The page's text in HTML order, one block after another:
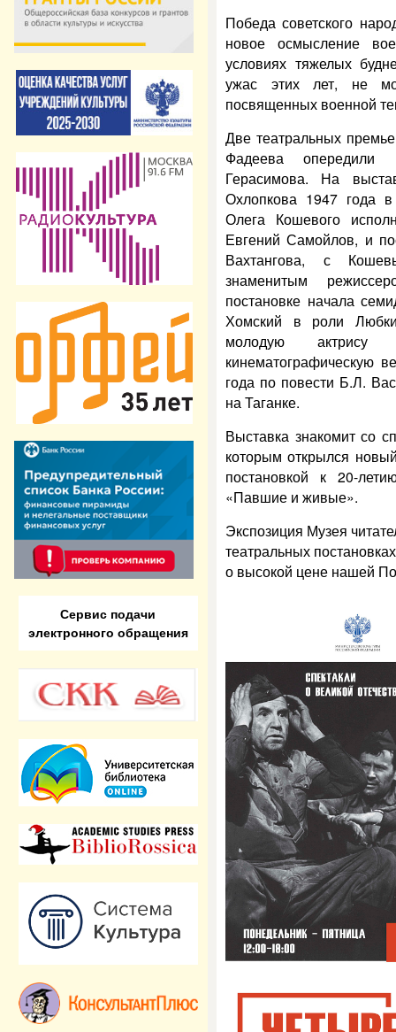
Сервис подачи
электронного обращения
Победа советского
новое осмысление
условиях тяжелых
ужас этих лет, не
посвященных военной
Две театральных
Фадеева
Герасимова. На
Охлопкова 1947 года
Олега Кошевого
Евгений Самойлов, и
Вахтангова, с
знаменитым
постановке начала
Хомский в роли
молодую актрису
кинематографическую
года по повести Б.Л.
на Таганке.
Выставка знакомит со
которым открылся
постановкой к 20-
«Павшие и живые».
Экспозиция Музея
театральных
о высокой цене нашей